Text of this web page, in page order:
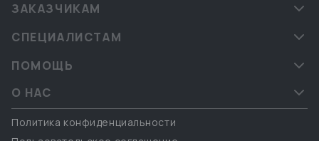
ЗАКАЗЧИКАМ
СПЕЦИАЛИСТАМ
ПОМОЩЬ
О НАС
Политика конфиденциальности